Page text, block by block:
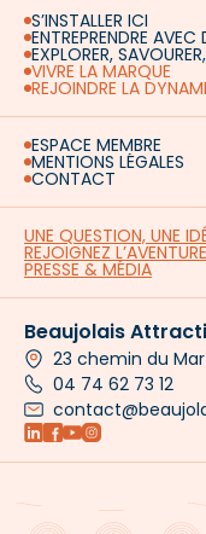
Beaujolais
23 chemin du
04 74 62 73 12
S’INSTALLER ICI
ENTREPRENDRE AVEC
EXPLORER,
VIVRE LA MARQUE
REJOINDRE LA
ESPACE MEMBRE
MENTIONS LÉGALES
CONTACT
UNE QUESTION, UNE
REJOIGNEZ L’AVENTURE
PRESSE & MÉDIA